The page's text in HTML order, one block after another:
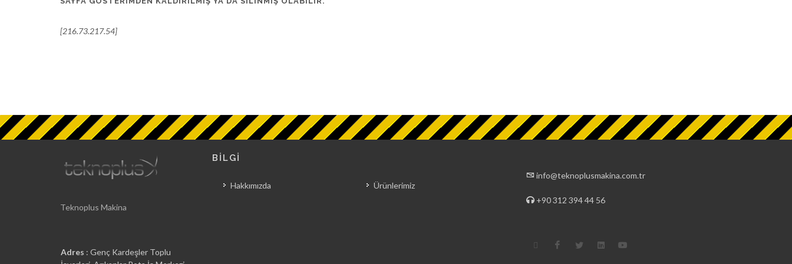
[216.73.217.54]
Teknoplus Makina
Adres : Genç Kardeşler Toplu
BİLGİ
Hakkımızda Ürünlerimiz
info@teknoplusmakina.com.tr
+90 312 394 44 56